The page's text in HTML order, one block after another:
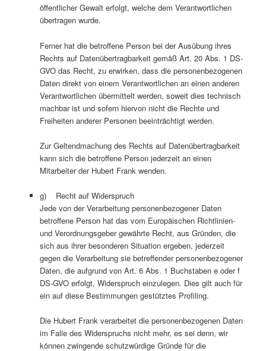
öffentlicher Gewalt erfolgt, welche dem Verantwortlichen
übertragen wurde.
Ferner hat die betroffene Person bei der Ausübung ihres
Rechts auf Datenübertragbarkeit gemäß Art. 20 Abs. 1 DS-
GVO das Recht, zu erwirken, dass die personenbezogenen
Daten direkt von einem Verantwortlichen an einen anderen
Verantwortlichen übermittelt werden, soweit dies technisch
machbar ist und sofern hiervon nicht die Rechte und
Freiheiten anderer Personen beeinträchtigt werden.
Zur Geltendmachung des Rechts auf Datenübertragbarkeit
kann sich die betroffene Person jederzeit an einen
Mitarbeiter der Hubert Frank wenden.
g) Recht auf Widerspruch
Jede von der Verarbeitung personenbezogener Daten
betroffene Person hat das vom Europäischen Richtlinien-
und Verordnungsgeber gewährte Recht, aus Gründen, die
sich aus ihrer besonderen Situation ergeben, jederzeit
gegen die Verarbeitung sie betreffender personenbezogener
Daten, die aufgrund von Art. 6 Abs. 1 Buchstaben e oder f
DS-GVO erfolgt, Widerspruch einzulegen. Dies gilt auch für
ein auf diese Bestimmungen gestütztes Profiling.
Die Hubert Frank verarbeitet die personenbezogenen Daten
im Falle des Widerspruchs nicht mehr, es sei denn, wir
können zwingende schutzwürdige Gründe für die